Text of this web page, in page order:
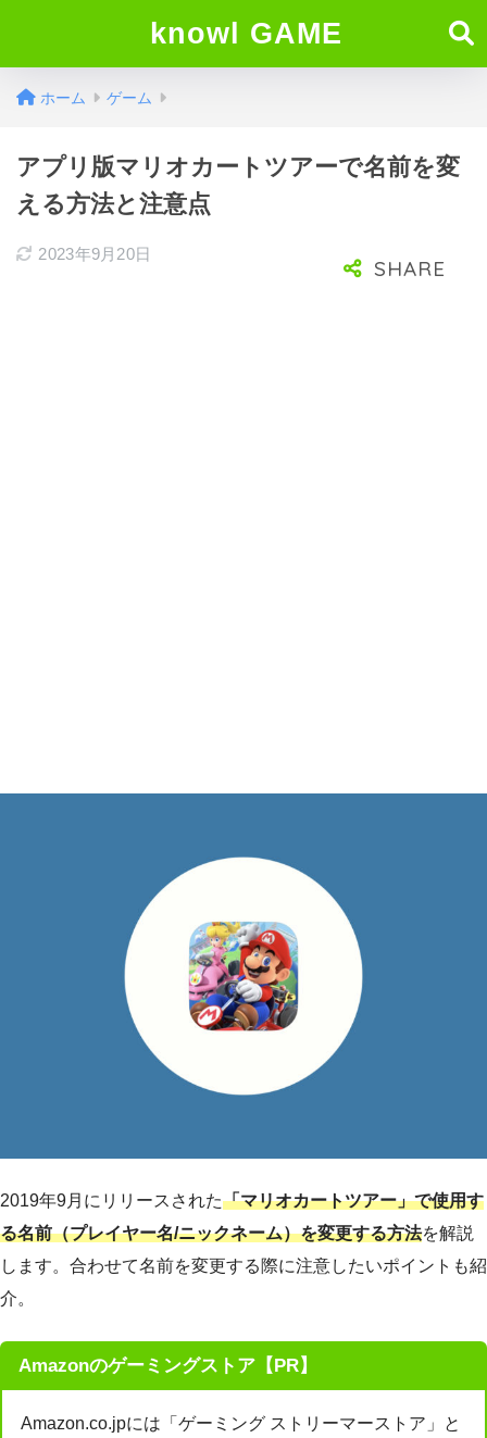
knowl GAME
ホーム ゲーム
アプリ版マリオカートツアーで名前を変
える方法と注意点
2023年9月20日
2019年9月にリリースされた「マリオカートツアー」で使用す
る名前（プレイヤー名/ニックネーム）を変更する方法を解説
します。合わせて名前を変更する際に注意したいポイントも紹
介。
Amazonのゲーミングストア【PR】
Amazon.co.jpには「ゲーミング ストリーマーストア」と